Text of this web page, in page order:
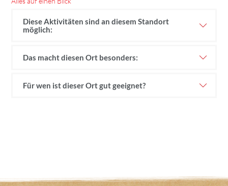
Diese Aktivitäten sind an diesem Standort
möglich:
Das macht diesen Ort besonders:
Für wen ist dieser Ort gut geeignet?